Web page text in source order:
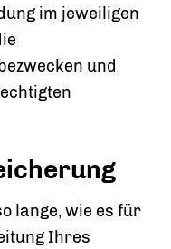
im jeweiligen
und
lange, wie es für
Ihres